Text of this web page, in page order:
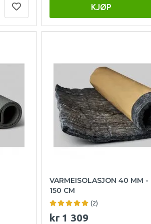
KJØP
VARMEISOLASJON 40 MM -
150 CM
(2)
kr 1 309